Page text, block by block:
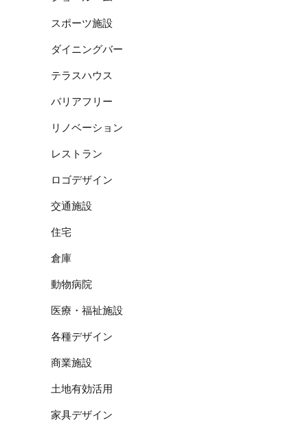
スポーツ施設
ダイニングバー
テラスハウス
バリアフリー
リノベーション
レストラン
ロゴデザイン
交通施設
住宅
倉庫
動物病院
医療・福祉施設
各種デザイン
商業施設
土地有効活用
家具デザイン